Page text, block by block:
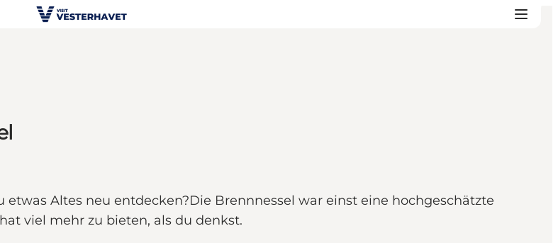
Altes neu entdecken?Die Brennnessel war einst eine hochgeschätzte
viel mehr zu bieten, als du denkst.